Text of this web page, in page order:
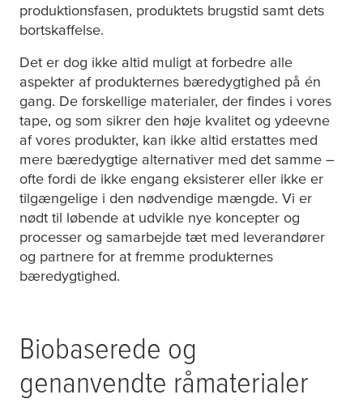
produktionsfasen, produktets brugstid samt dets
bortskaffelse.
Det er dog ikke altid muligt at forbedre alle
aspekter af produkternes bæredygtighed på én
gang. De forskellige materialer, der findes i vores
tape, og som sikrer den høje kvalitet og ydeevne
af vores produkter, kan ikke altid erstattes med
mere bæredygtige alternativer med det samme –
ofte fordi de ikke engang eksisterer eller ikke er
tilgængelige i den nødvendige mængde. Vi er
nødt til løbende at udvikle nye koncepter og
processer og samarbejde tæt med leverandører
og partnere for at fremme produkternes
bæredygtighed.
Biobaserede og
genanvendte råmaterialer